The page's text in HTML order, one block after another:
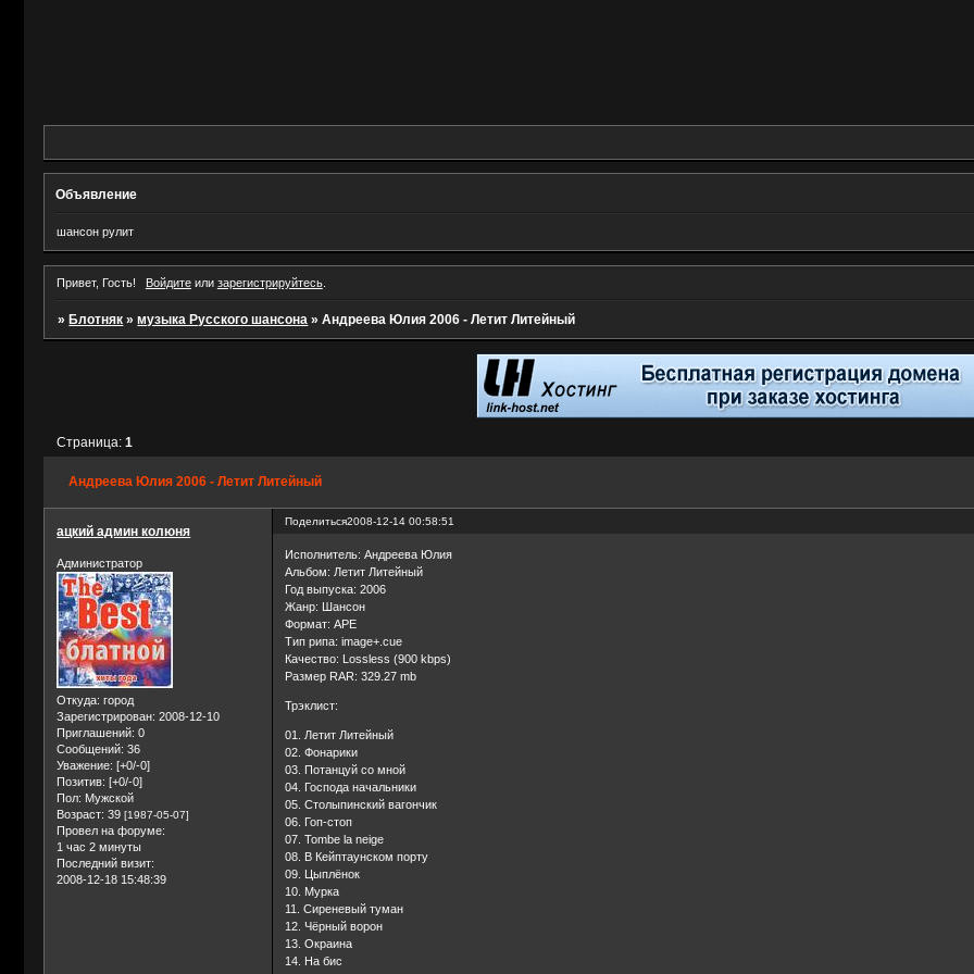
Объявление
шансон рулит
Привет, Гость! Войдитеили зарегистрируйтесь.
» Блотняк »музыка Русского шансона »Андреева Юлия 2006 - Летит Литейный
Андреева Юлия 2006 - Летит Литейный
Страница:1
Поделиться2008-12-14 00:58:51
ацкий админ колюня
Администратор
Откуда: город
Зарегистрирован: 2008-12-10
Приглашений: 0
Сообщений: 36
Уважение: [+0/-0]
Позитив: [+0/-0]
Пол: Мужской
Возраст: 39[1987-05-07]
Провел на форуме:
1 час 2 минуты
Последний визит:
2008-12-18 15:48:39
Исполнитель: Андреева Юлия
Альбом: Летит Литейный
Год выпуска: 2006
Жанр: Шансон
Формат: APE
Тип рипа: image+.cue
Качество: Lossless (900 kbps)
Размер RAR: 329.27 mb
Трэклист:
01. Летит Литейный
02. Фонарики
03. Потанцуй со мной
04. Господа начальники
05. Столыпинский вагончик
06. Гоп-стоп
07. Tombe la neige
08. В Кейптаунском порту
09. Цыплёнок
10. Мурка
11. Сиреневый туман
12. Чёрный ворон
13. Окраина
14. На бис